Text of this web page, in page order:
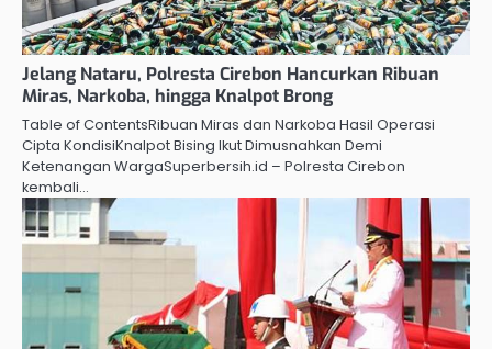
Jelang Nataru, Polresta Cirebon Hancurkan Ribuan
Miras, Narkoba, hingga Knalpot Brong
Table of ContentsRibuan Miras dan Narkoba Hasil Operasi
Cipta KondisiKnalpot Bising Ikut Dimusnahkan Demi
Ketenangan WargaSuperbersih.id – Polresta Cirebon
kembali…